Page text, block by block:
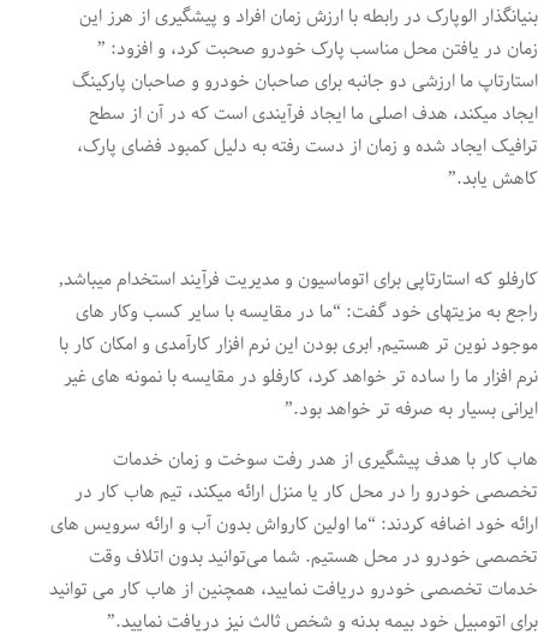
بنیانگذار الوپارک در رابطه با ارزش زمان افراد و پیشگیری از هرز این
زمان در یافتن محل مناسب پارک خودرو صحبت کرد، و افزود: ”
استارتاپ ما ارزشی دو جانبه برای صاحبان خودرو و صاحبان پارکینگ
ایجاد میکند، هدف اصلی ما ایجاد فرآیندی است که در آن از سطح
ترافیک ایجاد شده و زمان از دست رفته به دلیل کمبود فضای پارک،
کاهش یابد.”
کارفلو که استارتاپی برای اتوماسیون و مدیریت فرآیند استخدام میباشد,
راجع به مزیتهای خود گفت: “ما در مقایسه با سایر کسب وکار های
موجود نوین تر هستیم, ابری بودن این نرم افزار کارآمدی و امکان کار با
نرم افزار ما را ساده تر خواهد کرد، کارفلو در مقایسه با نمونه های غیر
ایرانی بسیار به صرفه تر خواهد بود.”
هاب کار با هدف پیشگیری از هدر رفت سوخت و زمان خدمات
تخصصی خودرو را در محل کار یا منزل ارائه میکند، تیم هاب کار در
ارائه خود اضافه کردند: “ما اولین کارواش بدون آب و ارائه سرویس های
تخصصی خودرو در محل هستیم. شما می‌توانید بدون اتلاف وقت
خدمات تخصصی خودرو دریافت نمایید، همچنین از هاب کار می توانید
برای اتومبیل خود بیمه بدنه و شخص ثالث نیز دریافت نمایید.”